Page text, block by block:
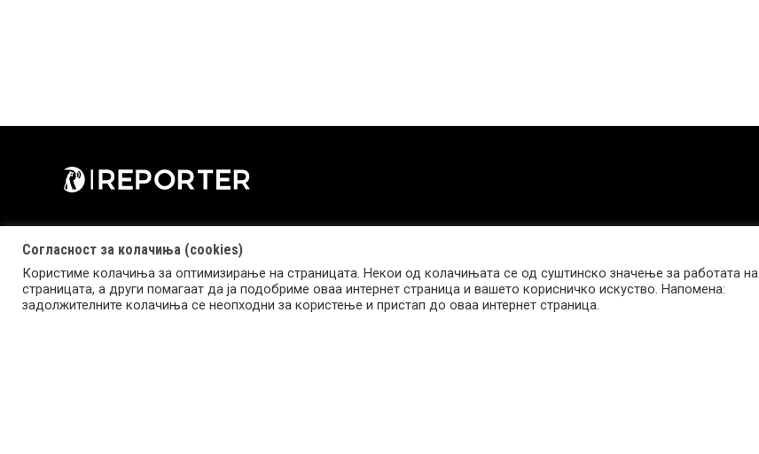
Copyright © 2026 Reporter.mk | Member of Clip Media Group
Согласност за колачиња (cookies)
Користиме колачиња за оптимизирање на страницата. Некои од колачињата се од суштинско значење за работата на
страницата, а други помагаат да ја подобриме оваа интернет страница и вашето корисничко искуство. Напомена:
задолжителните колачиња се неопходни за користење и пристап до оваа интернет страница.